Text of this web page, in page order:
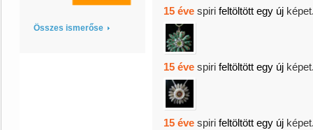
Összes ismerőse
15 éve spiri feltöltött egy új képet
15 éve spiri feltöltött egy új képet
15 éve spiri feltöltött egy új képet